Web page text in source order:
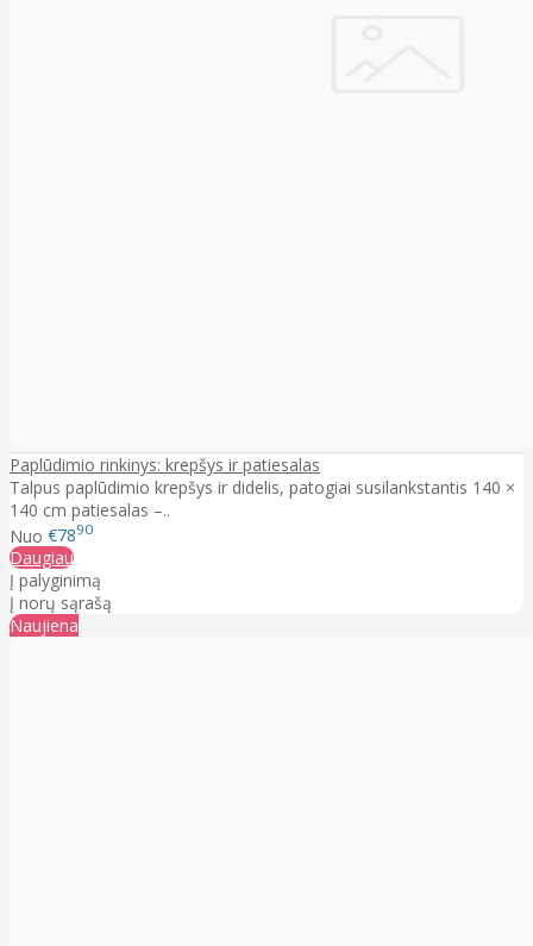
Paplūdimio rinkinys: krepšys ir patiesalas
Talpus paplūdimio krepšys ir didelis, patogiai susilankstantis 140 ×
140 cm patiesalas –..
Nuo €7890
Daugiau
Į palyginimą
Į norų sąrašą
Naujiena